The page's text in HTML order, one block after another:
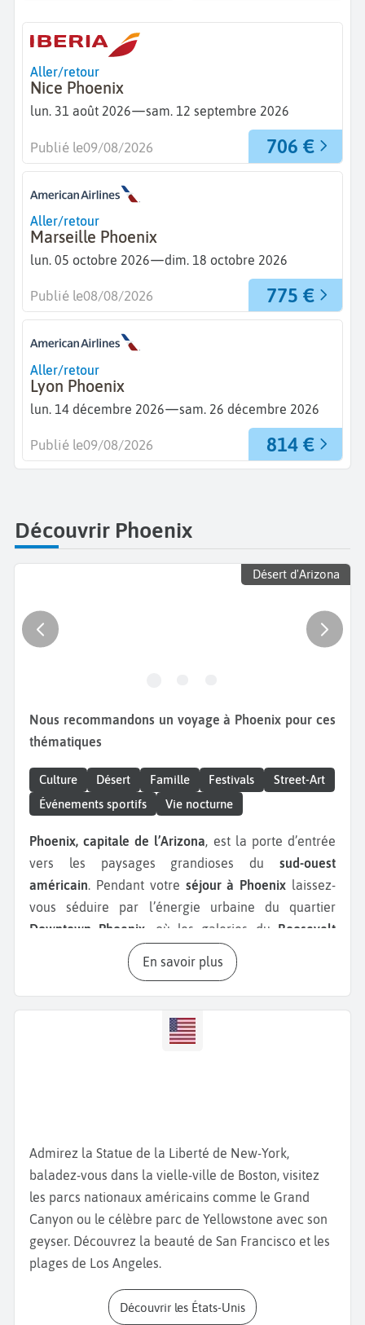
Aller/retour
Nice Phoenix
lun. 31 août 2026—sam. 12 septembre 2026
706 €
Publié le09/08/2026
Aller/retour
Marseille Phoenix
lun. 05 octobre 2026—dim. 18 octobre 2026
775 €
Publié le08/08/2026
Aller/retour
Lyon Phoenix
lun. 14 décembre 2026—sam. 26 décembre 2026
814 €
Publié le09/08/2026
Découvrir Phoenix
Désert d'Arizona
Nous recommandons un voyage à Phoenix pour ces
thématiques
Culture Désert Famille Festivals
Street-Art
Événements sportifs
Vie nocturne
Phoenix, capitale de l’Arizona, est la porte d’entrée
vers les paysages grandioses du sud-ouest
américain. Pendant votre séjour à Phoenix laissez-
vous séduire par l’énergie urbaine du quartier
Downtown Phoenix , où les galeries du Roosevelt
côtoient les gratte-ciel modernes et
les cafés animés. Visitez le Heard Museum
aux arts et traditions amérindiennes et lePhoenix
qui abrite des collections
contemporaines et classiques.
coucher de soleil depuisHole-in-the-Rockou partez
pour une balade en paddle sur le lac. Le Phoenix
Zooest une étape incontournable pour les familles.
Le soir, faites unesoirée country dans un saloon
local ou assistez à unspectacle au Symphony Hall
et terminez par un dîner tex-mex sur une terrasse
avec vue sur les montagnes.
En savoir plus
Admirez la Statue de la Liberté de New-York,
baladez-vous dans la vielle-ville de Boston, visitez
les parcs nationaux américains comme le Grand
Canyon ou le célèbre parc de Yellowstone avec son
geyser. Découvrez la beauté de San Francisco et les
plages de Los Angeles.
Découvrir les États-Unis